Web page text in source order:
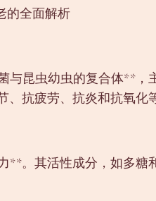
的全面解析
昆虫幼虫的复合体**，
抗疲劳、抗炎和抗氧化
**。其活性成分，如多